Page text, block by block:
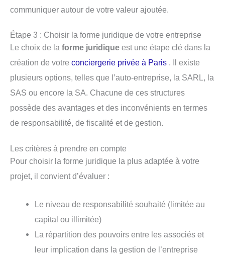
communiquer autour de votre valeur ajoutée.
Étape 3 : Choisir la forme juridique de votre entreprise
Le choix de la forme juridique est une étape clé dans la
création de votre conciergerie privée à Paris . Il existe
plusieurs options, telles que l’auto-entreprise, la SARL, la
SAS ou encore la SA. Chacune de ces structures
possède des avantages et des inconvénients en termes
de responsabilité, de fiscalité et de gestion.
Les critères à prendre en compte
Pour choisir la forme juridique la plus adaptée à votre
projet, il convient d’évaluer :
Le niveau de responsabilité souhaité (limitée au
capital ou illimitée)
La répartition des pouvoirs entre les associés et
leur implication dans la gestion de l’entreprise